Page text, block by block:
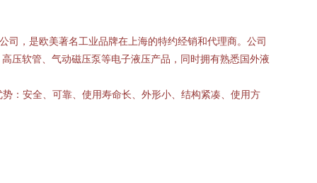
司，是欧美著名工业品牌在上海的特约经销和代理商。公司
压软管、气动磁压泵等电子液压产品，同时拥有熟悉国外液
势：安全、可靠、使用寿命长、外形小、结构紧凑、使用方